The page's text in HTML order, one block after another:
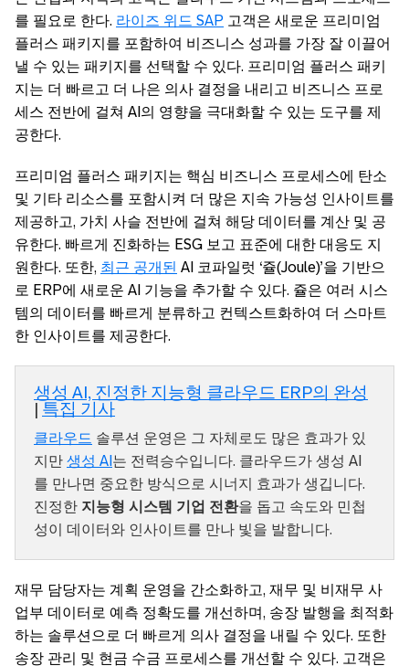
를 필요로 한다. 라이즈 위드 SAP 고객은 새로운 프리미엄
플러스 패키지를 포함하여 비즈니스 성과를 가장 잘 이끌어
낼 수 있는 패키지를 선택할 수 있다. 프리미엄 플러스 패키
지는 더 빠르고 더 나은 의사 결정을 내리고 비즈니스 프로
세스 전반에 걸쳐 AI의 영향을 극대화할 수 있는 도구를 제
공한다.
프리미엄 플러스 패키지는 핵심 비즈니스 프로세스에 탄소
및 기타 리소스를 포함시켜 더 많은 지속 가능성 인사이트를
제공하고, 가치 사슬 전반에 걸쳐 해당 데이터를 계산 및 공
유한다. 빠르게 진화하는 ESG 보고 표준에 대한 대응도 지
원한다. 또한, 최근 공개된 AI 코파일럿 ‘쥴(Joule)’을 기반으
로 ERP에 새로운 AI 기능을 추가할 수 있다. 쥴은 여러 시스
템의 데이터를 빠르게 분류하고 컨텍스트화하여 더 스마트
한 인사이트를 제공한다.
생성 AI, 진정한 지능형 클라우드 ERP의 완성
| 특집 기사
클라우드 솔루션 운영은 그 자체로도 많은 효과가 있
지만 생성 AI 는 전력승수입니다. 클라우드가 생성 AI
를 만나면 중요한 방식으로 시너지 효과가 생깁니다.
진정한 지능형 시스템 기업 전환을 돕고 속도와 민첩
성이 데이터와 인사이트를 만나 빛을 발합니다.
재무 담당자는 계획 운영을 간소화하고, 재무 및 비재무 사
업부 데이터로 예측 정확도를 개선하며, 송장 발행을 최적화
하는 솔루션으로 더 빠르게 의사 결정을 내릴 수 있다. 또한
송장 관리 및 현금 수금 프로세스를 개선할 수 있다. 고객은